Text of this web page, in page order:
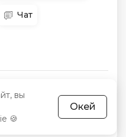
Чат
4 356 640 сум -25 %
229 220 сум/мес
вы
🍪
Окей